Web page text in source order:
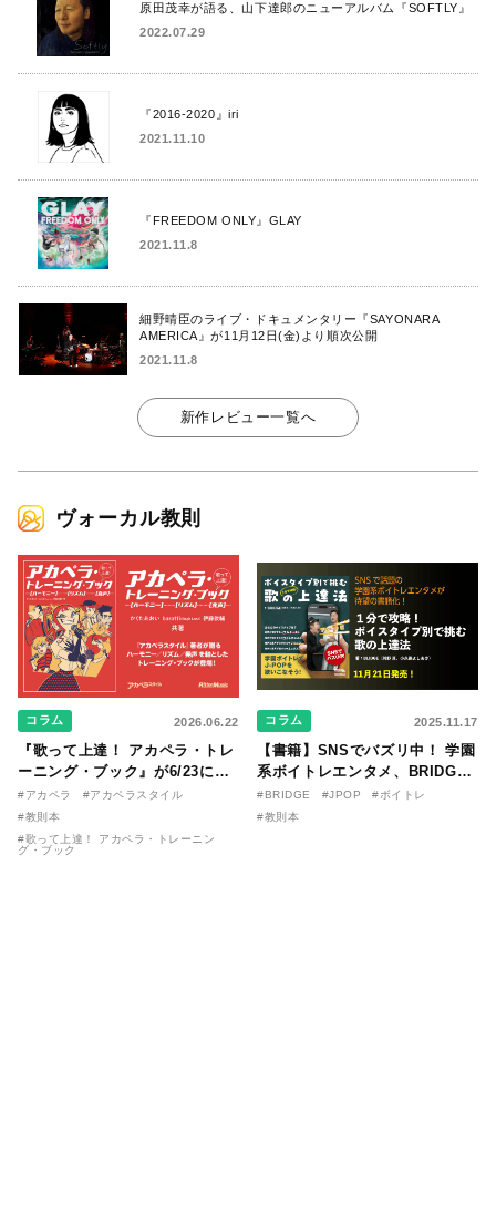
原田茂幸が語る、山下達郎のニューアルバム『SOFTLY』
2022.07.29
『2016-2020』iri
2021.11.10
『FREEDOM ONLY』GLAY
2021.11.8
細野晴臣のライブ・ドキュメンタリー『SAYONARA
AMERICA』が11月12日(金)より順次公開
2021.11.8
新作レビュー一覧へ
ヴォーカル教則
コラム 2026.06.22
『歌って上達！ アカペラ・トレ
ーニング・ブック』が6/23に発
売！ 課題曲音源・音取り用アプ
リを公開。
#アカペラ
#アカペラスタイル
#教則本
#歌って上達！ アカペラ・トレーニン
グ・ブック
コラム 2025.11.17
【書籍】SNSでバズリ中！ 学園
系ボイトレエンタメ、BRIDGE
が届ける教則本『１分で攻略！
ボイスタイプ別で挑む歌の上達
#BRIDGE #JPOP
#ボイトレ
#教則本